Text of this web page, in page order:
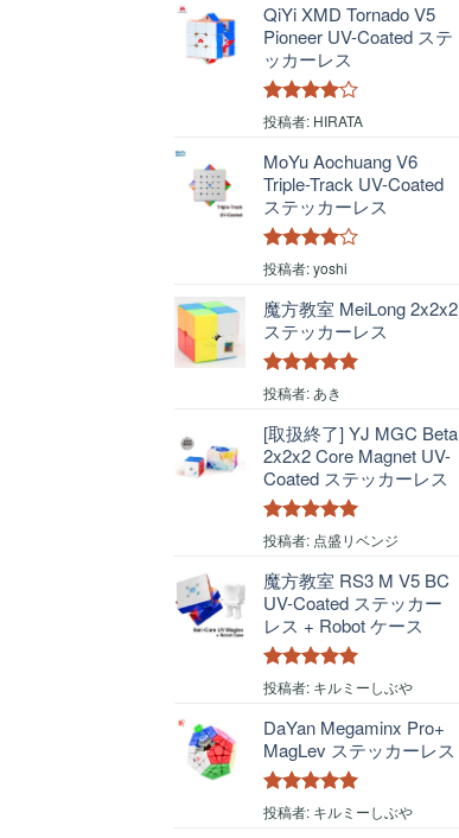
QiYi XMD Tornado V5
Pioneer UV-Coated ステ
ッカーレス
5段階中4
投稿者: HIRATA
MoYu Aochuang V6
Triple-Track UV-Coated
ステッカーレス
5段階中4
の評価
投稿者: yoshi
魔方教室 MeiLong 2x2x2
ステッカーレス
5段階中5
投稿者: あき
[取扱終了] YJ MGC Beta
2x2x2 Core Magnet UV-
Coated ステッカーレス
5段階中5の
投稿者: 点盛リベンジ
魔方教室 RS3 M V5 BC
UV-Coated ステッカー
レス + Robot ケース
5段階中5の
投稿者: キルミーしぶや
DaYan Megaminx Pro+
MagLev ステッカーレス
5段階中5の
投稿者: キルミーしぶや